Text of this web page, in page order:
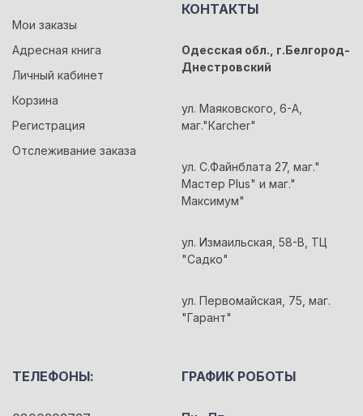
Мои заказы
Адресная книга
Личный кабинет
Корзина
Регистрация
Отслеживание заказа
КОНТАКТЫ
Одесская обл., г.Белгород-
Днестровский
ул. Маяковского, 6-А,
маг."Кarcher"
ул. С.Файнблата 27, маг."
Мастер Plus" и маг."
Максимум"
ул. Измаильская, 58-В, ТЦ
"Садко"
ул. Первомайская, 75, маг.
"Гарант"
ТЕЛЕФОНЫ: ГРАФИК РОБОТЫ